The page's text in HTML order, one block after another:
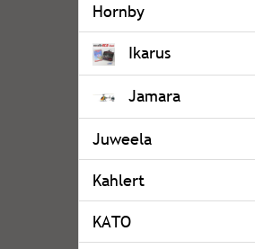
Hornby
Ikarus
Jamara
Juweela
Kahlert
KATO